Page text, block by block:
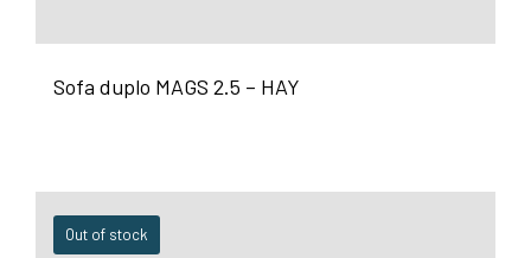
Sofa duplo MAGS 2.5 – HAY
Out of stock